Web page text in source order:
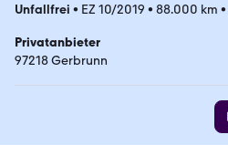
Unfallfrei • EZ 10/2019 • 88.000 km •
Privatanbieter
97218 Gerbrunn